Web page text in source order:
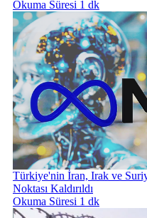
Okuma Süresi 1 dk
Türkiye'nin İran, Irak ve
Noktası Kaldırıldı
Okuma Süresi 1 dk